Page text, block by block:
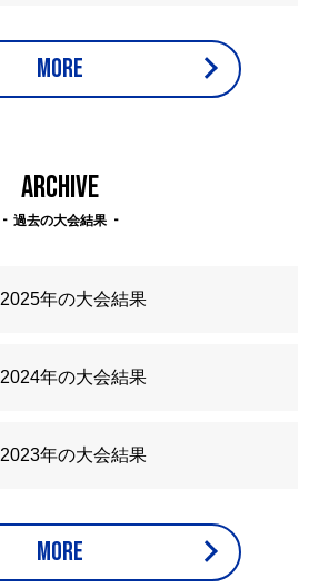
MORE
ARCHIVE
過去の大会結果
2025年の大会結果
2024年の大会結果
2023年の大会結果
MORE